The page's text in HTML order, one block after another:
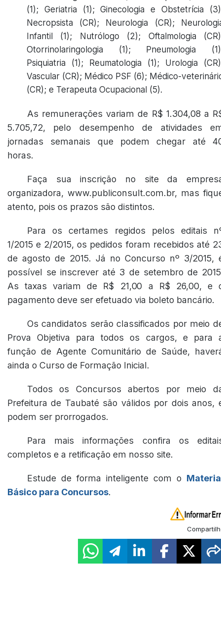
(1); Geriatria (1); Ginecologia e Obstetrícia
Necropsista (CR); Neurologia (CR);
Infantil (1); Nutrólogo (2); Oftalmologia
Otorrinolaringologia (1); Pneumologia
Psiquiatria (1); Reumatologia (1); Urologia
Vascular (CR); Médico PSF (6); Médico-
(CR); e Terapeuta Ocupacional (5).
As remunerações variam de R$ 1.304,08 a
5.705,72, pelo desempenho de atividades
jornadas semanais que podem chegar até
horas.
Faça sua inscrição no site da
organizadora, www.publiconsult.com.br, mas
atento, pois os prazos são distintos.
Para os certames regidos pelos editais
1/2015 e 2/2015, os pedidos foram recebidos até
de agosto de 2015. Já no Concurso nº 3/2015,
possível se inscrever até 3 de setembro de
As taxas variam de R$ 21,00 a R$ 26,00, e
pagamento deve ser efetuado via boleto bancário.
Os candidatos serão classificados por meio
Prova Objetiva para todos os cargos, e para
função de Agente Comunitário de Saúde,
ainda o Curso de Formação Inicial.
Todos os Concursos abertos por meio
Prefeitura de Taubaté são válidos por dois anos,
podem ser prorrogados.
Para mais informações confira os
completos e a retificação em nosso site.
Estude de forma inteligente com o
Básico para Concursos.